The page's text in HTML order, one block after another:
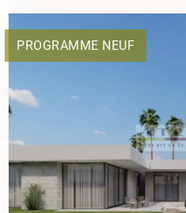
PROGRAMME NEUF